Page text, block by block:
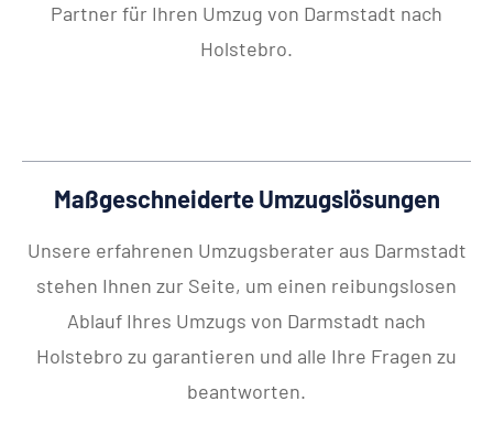
Partner für Ihren Umzug von Darmstadt nach
Holstebro.
Maßgeschneiderte Umzugslösungen
Unsere erfahrenen Umzugsberater aus Darmstadt
stehen Ihnen zur Seite, um einen reibungslosen
Ablauf Ihres Umzugs von Darmstadt nach
Holstebro zu garantieren und alle Ihre Fragen zu
beantworten.